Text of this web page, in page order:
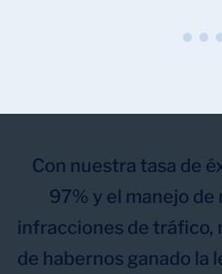
Con nuestra tasa de
97% y el manejo
infracciones de tráfico,
de habernos ganado la